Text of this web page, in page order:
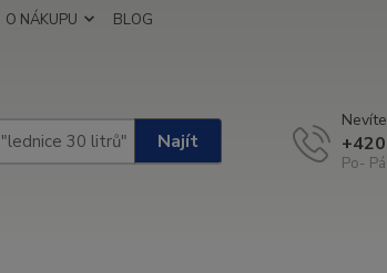
O NÁKUPU BLOG
Najít
Po-